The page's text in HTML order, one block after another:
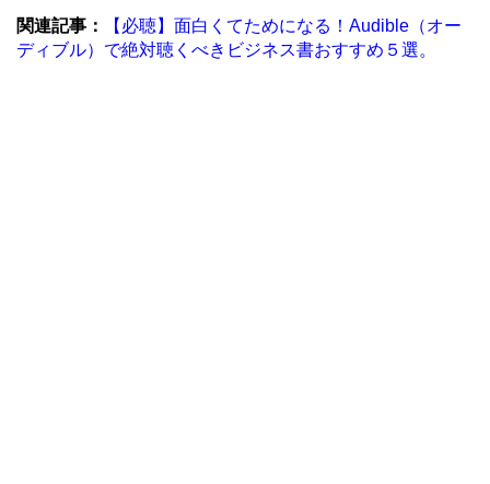
関連記事：
【必聴】面白くてためになる！Audible（オー
ディブル）で絶対聴くべきビジネス書おすすめ５選。